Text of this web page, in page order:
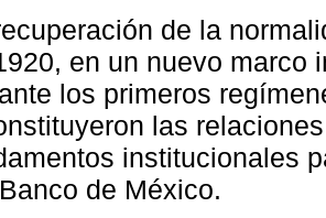
de la
en un nuevo marco
los primeros
las
institucionales
de México.